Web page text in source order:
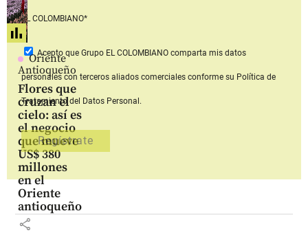
Oriente
Antioqueño
Flores que
cruzan el
cielo: así es
el negocio
que mueve
US$ 380
millones
en el
Oriente
antioqueño
share
EL COLOMBIANO*
Acepto que Grupo EL COLOMBIANOcomparta mis datos
personales con terceros aliados comerciales conforme su Política de
Tratamiento del Datos Personal.